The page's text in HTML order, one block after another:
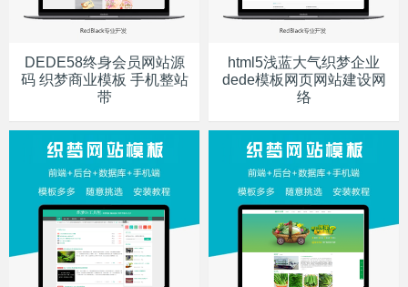
DEDE58终身会员网站源
码 织梦商业模板 手机整站
带
html5浅蓝大气织梦企业
dede模板网页网站建设网
络